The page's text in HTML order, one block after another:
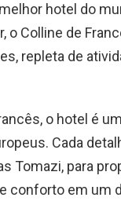
hotel do
o Colline de
repleta de
o hotel é
Cada
Tomazi, para
conforto em um